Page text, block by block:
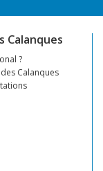
Calanques
?
Calanques